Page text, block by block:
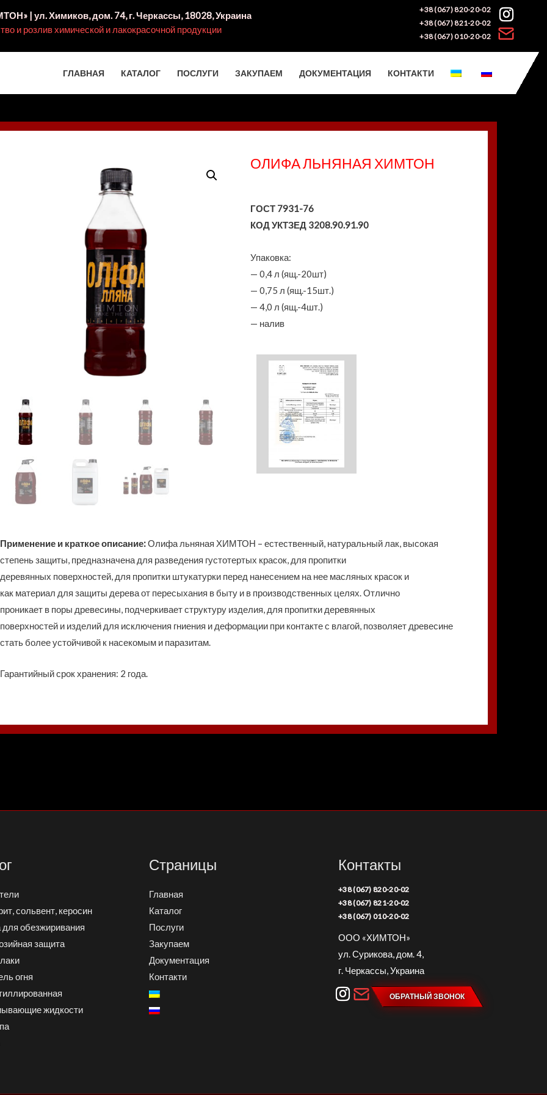
| ул. Химиков, дом. 74, г. Черкассы, 18028, Украина
и розлив химической и лакокрасочной продукции
+38 (067) 820-20-02
+38 (067) 821-20-02
+38 (067) 010-20-02
ГЛАВНАЯ КАТАЛОГ ПОСЛУГИ ЗАКУПАЕМ ДОКУМЕНТАЦИЯ КОНТАКТИ
ОЛИФА ЛЬНЯНАЯ ХИМТОН
ГОСТ 7931-76
КОД УКТЗЕД 3208.90.91.90
Упаковка:
— 0,4 л (ящ.-20шт)
— 0,75 л (ящ.-15шт.)
— 4,0 л (ящ.-4шт.)
— налив
Применение и краткое описание:Олифа льняная ХИМТОН – естественный, натуральный лак, высокая
степень защиты, предназначена для разведения густотертых красок, для пропитки
деревянных поверхностей, для пропитки штукатурки перед нанесением на нее масляных красок и
как материал для защиты дерева от пересыхания в быту и в производственных целях. Отлично
проникает в поры древесины, подчеркивает структуру изделия, для пропитки деревянных
поверхностей и изделий для исключения гниения и деформации при контакте с влагой, позволяет древесине
стать более устойчивой к насекомым и паразитам.
Гарантийный срок хранения: 2 года.
сольвент, керосин
обезжиривания
защита
огня
жидкости
Страницы
Главная
Каталог
Послуги
Закупаем
Документация
Контакти
Контакты
+38 (067) 820-20-02
+38 (067) 821-20-02
+38 (067) 010-20-02
ООО «ХИМТОН»
ул. Сурикова, дом. 4,
г. Черкассы, Украина
ОБРАТНЫЙ ЗВОНОК